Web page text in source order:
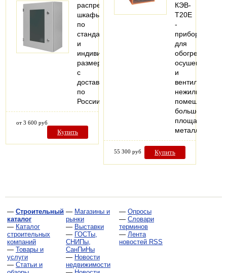
распределительные
шкафы
по
стандартным
и
индивидуальным
размерам
с
доставкой
по
России
от 3 600 руб
Купить
КЭВ-
Т20E
-
прибор
для
обогрева,
осушения
и
вентиляции
нежилых
помещений
большой
площади,
55 300 руб Купить
— Строительный
каталог
— Каталог
строительных
компаний
— Товары и
услуги
— Статьи и
— Магазины и
рынки
— Выставки
— ГОСТы,
СНИПы,
СанПиНы
— Новости
недвижимости
— Опросы
— Словари
терминов
— Лента
новостей RSS